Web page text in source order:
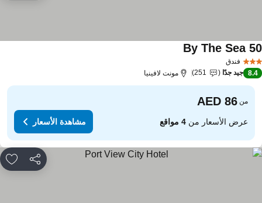
فندق
50 By مشاهدة الأسعار
8.4 جيد جدًا 251 مونت لافينيا
من
عرض الأسعار من4 مواقع مشاهدة الأسعار
مشاركة